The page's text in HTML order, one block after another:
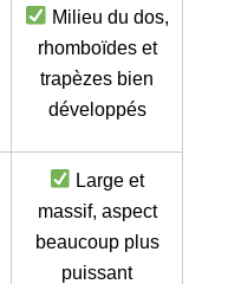
Milieu du dos,
rhomboïdes et
trapèzes bien
développés
Large et
massif, aspect
beaucoup plus
puissant